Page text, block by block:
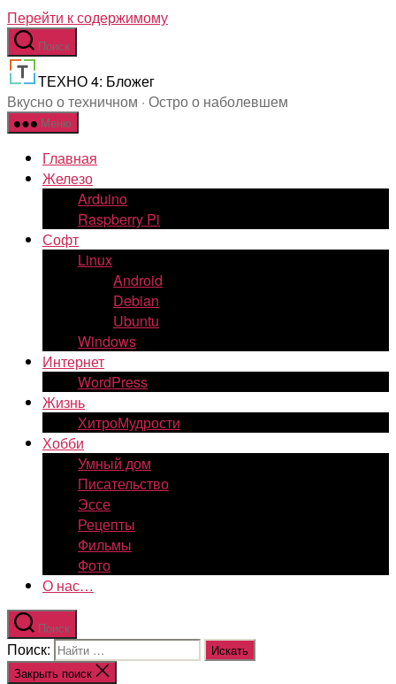
Перейти к содержимому
Поиск
ТЕХНО 4: Бложег
Вкусно о техничном · Остро о наболевшем
Меню
Главная
Железо
Arduino
Raspberry Pi
Софт
Linux
Android
Debian
Ubuntu
Windows
Интернет
WordPress
Жизнь
ХитроМудрости
Хобби
Умный дом
Писательство
Эссе
Рецепты
Фильмы
Фото
О нас…
Поиск
Поиск:
Закрыть поиск